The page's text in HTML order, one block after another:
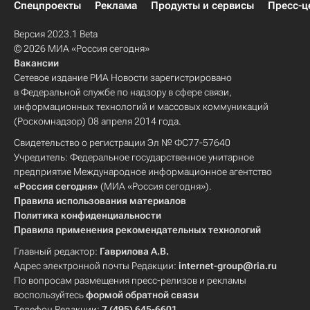
Спецпроекты
Реклама Продукты и сервисы Пресс-
Версия 2023.1 Beta
© 2026 МИА «Россия сегодня»
Вакансии
Сетевое издание РИА Новости зарегистрировано
в Федеральной службе по надзору в сфере связи,
информационных технологий и массовых коммуникаций
(Роскомнадзор) 08 апреля 2014 года.
Свидетельство о регистрации Эл № ФС77-57640
Учредитель: Федеральное государственное унитарное
предприятие Международное информационное агентство
«Россия сегодня» (МИА «Россия сегодня»).
Правила использования материалов
Политика конфиденциальности
Правила применения рекомендательных технологий
Главный редактор: Гаврилова А.В.
Адрес электронной почты Редакции: internet-group@ria.ru
По вопросам размещения пресс-релизов и рекламы
воспользуйтесьформой обратной связи